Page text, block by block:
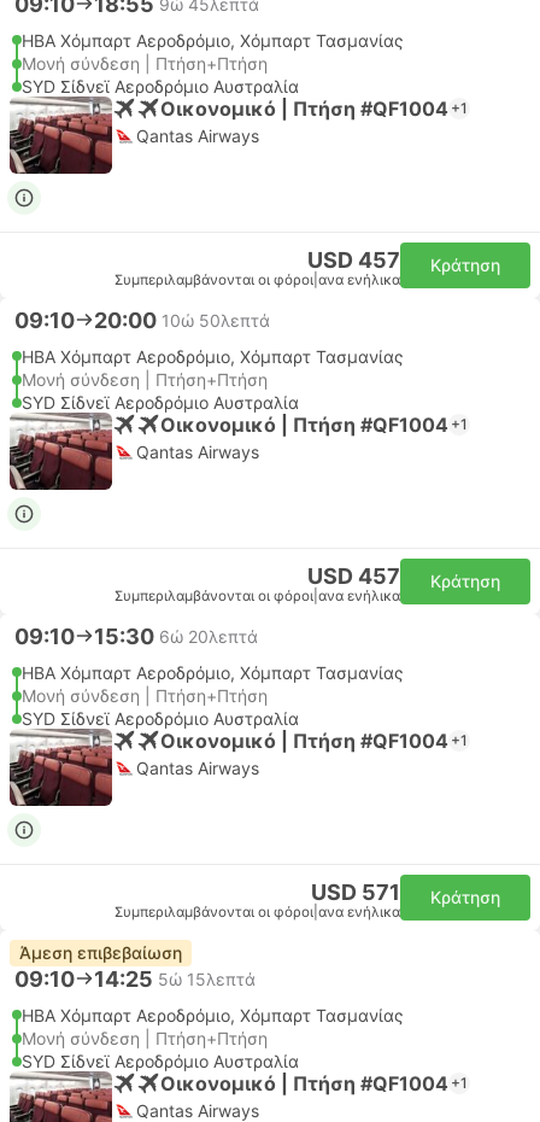
HBA Χόμπαρτ Αεροδρόμιο, Χόμπαρτ Τασμανίας
Μονή σύνδεση | Πτήση+Πτήση
SYD Σίδνεϊ Αεροδρόμιο Αυστραλία
Οικονομικό | Πτήση #QF1004 +1
Qantas Airways
USD 457
Συμπεριλαμβάνονται οι φόροι ανα ενήλικα
Κράτηση
09:10 20:00 10ώ 50λεπτά
HBA Χόμπαρτ Αεροδρόμιο, Χόμπαρτ Τασμανίας
Μονή σύνδεση | Πτήση+Πτήση
SYD Σίδνεϊ Αεροδρόμιο Αυστραλία
Οικονομικό | Πτήση #QF1004 +1
Qantas Airways
USD 457
Συμπεριλαμβάνονται οι φόροι ανα ενήλικα
Κράτηση
09:10 15:30 6ώ 20λεπτά
HBA Χόμπαρτ Αεροδρόμιο, Χόμπαρτ Τασμανίας
Μονή σύνδεση | Πτήση+Πτήση
SYD Σίδνεϊ Αεροδρόμιο Αυστραλία
Οικονομικό | Πτήση #QF1004 +1
Qantas Airways
USD 571
Συμπεριλαμβάνονται οι φόροι ανα ενήλικα
Κράτηση
Άμεση επιβεβαίωση
09:10 14:25 5ώ 15λεπτά
HBA Χόμπαρτ Αεροδρόμιο, Χόμπαρτ Τασμανίας
Μονή σύνδεση | Πτήση+Πτήση
SYD Σίδνεϊ Αεροδρόμιο Αυστραλία
Οικονομικό | Πτήση #QF1004 +1
Qantas Airways